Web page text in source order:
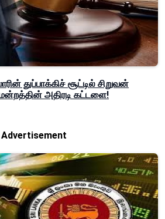
துப்பாக்கிச் சூட்டில் சிறுவன்
அதிரடி கட்டளை!
Advertisement